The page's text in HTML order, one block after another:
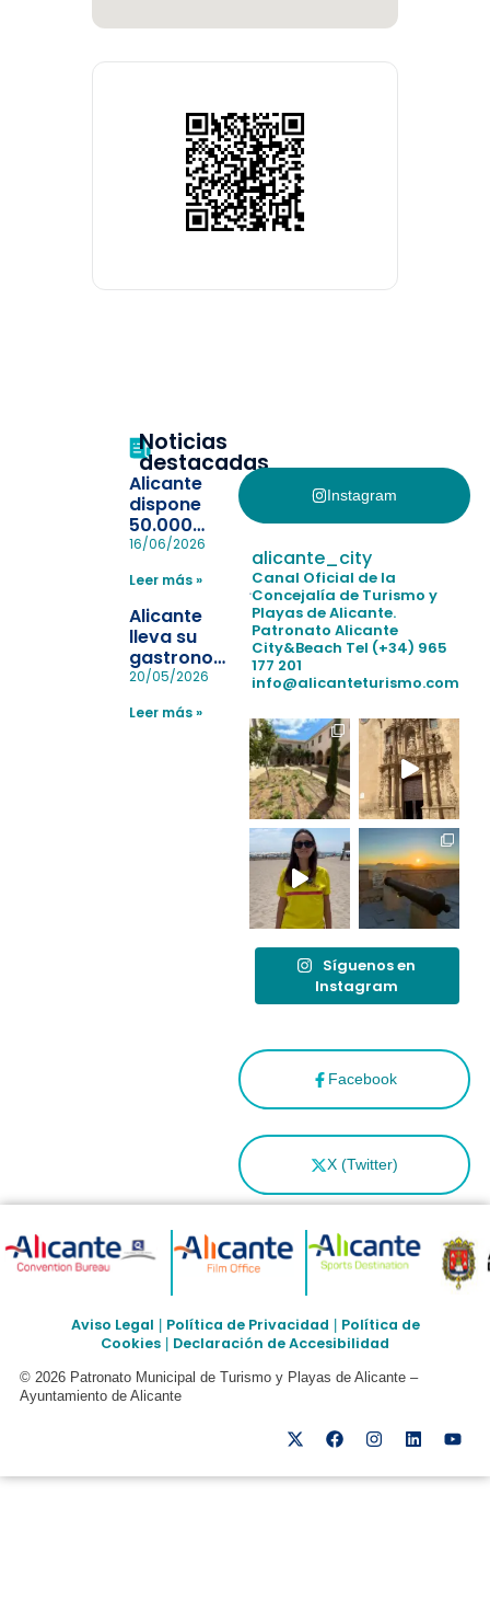
Noticias
destacadas
Alicante
dispone
50.000
pulseras
la
pérdida de niños
en las
playas y
realiza con
éxito un
simulacro de socorrismo
16/06/2026
Leer más »
Alicante
lleva su
gastronomía
a Madrid
reforzar el
20/05/2026
Leer más »
Instagram
Facebook
X (Twitter)
alicante_city
Canal Oficial de la
Concejalía de Turismo y
Playas de Alicante.
Patronato Alicante
City&Beach Tel (+34) 965
177 201
info@alicanteturismo.com
Síguenos en
Instagram
Aviso Legal Política de Privacidad
Política de
Cookies
Declaración de Accesibilidad
© 2026 Patronato Municipal de Turismo y Playas de Alicante –
Ayuntamiento de Alicante